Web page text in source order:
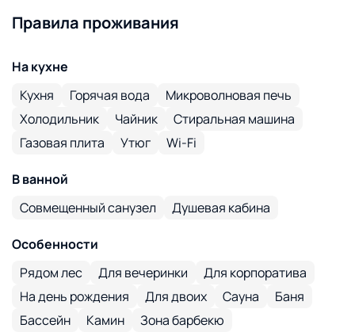
Правила проживания
На кухне
Кухня
Горячая вода
Микроволновая печь
Холодильник
Чайник
Стиральная машина
Газовая плита
Утюг Wi-Fi
В ванной
Совмещенный санузел
Душевая кабина
Особенности
Рядом лес
Для вечеринки
Для корпоратива
На день рождения
Для двоих Сауна
Баня
Бассейн
Камин Зона барбекю